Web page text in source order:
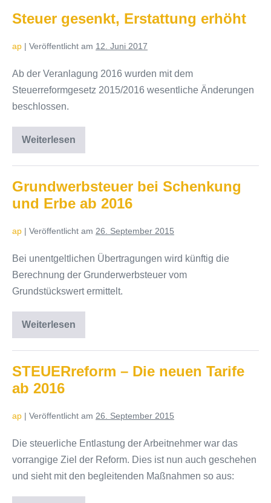
Rundblick,
was
neue
Steuer gesenkt, Erstattung erhöht
ap | Veröffentlicht am 12. Juni 2017
Ab der Veranlagung 2016 wurden mit dem
Steuerreformgesetz 2015/2016 wesentliche Änderungen
beschlossen.
Weiterlesen
Steuer
gesenkt,
Grundwerbsteuer bei Schenkung
und Erbe ab 2016
ap | Veröffentlicht am 26. September 2015
Bei unentgeltlichen Übertragungen wird künftig die
Berechnung der Grunderwerbsteuer vom
Grundstückswert ermittelt.
WeiterlesenGrundwerbsteuer
bei
Erbe
ab
2016
STEUERreform – Die neuen Tarife
ab 2016
ap | Veröffentlicht am 26. September 2015
Die steuerliche Entlastung der Arbeitnehmer war das
vorrangige Ziel der Reform. Dies ist nun auch geschehen
und sieht mit den begleitenden Maßnahmen so aus: